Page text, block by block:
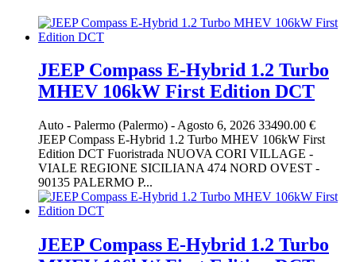
JEEP Compass E-Hybrid 1.2 Turbo
MHEV 106kW First Edition DCT
Auto - Palermo (Palermo) - Agosto 6, 2026 33490.00 €
JEEP Compass E-Hybrid 1.2 Turbo MHEV 106kW First
Edition DCT Fuoristrada NUOVA CORI VILLAGE -
VIALE REGIONE SICILIANA 474 NORD OVEST -
90135 PALERMO P...
JEEP Compass E-Hybrid 1.2 Turbo